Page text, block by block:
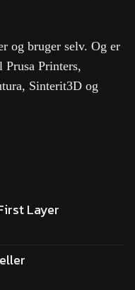
og bruger selv. Og er
Printers,
Sinterit3D og
Layer